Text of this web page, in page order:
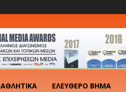
ΑΘΛΗΤΙΚΆ ΕΛΕΎΘΕΡΟ ΒΉΜΑ